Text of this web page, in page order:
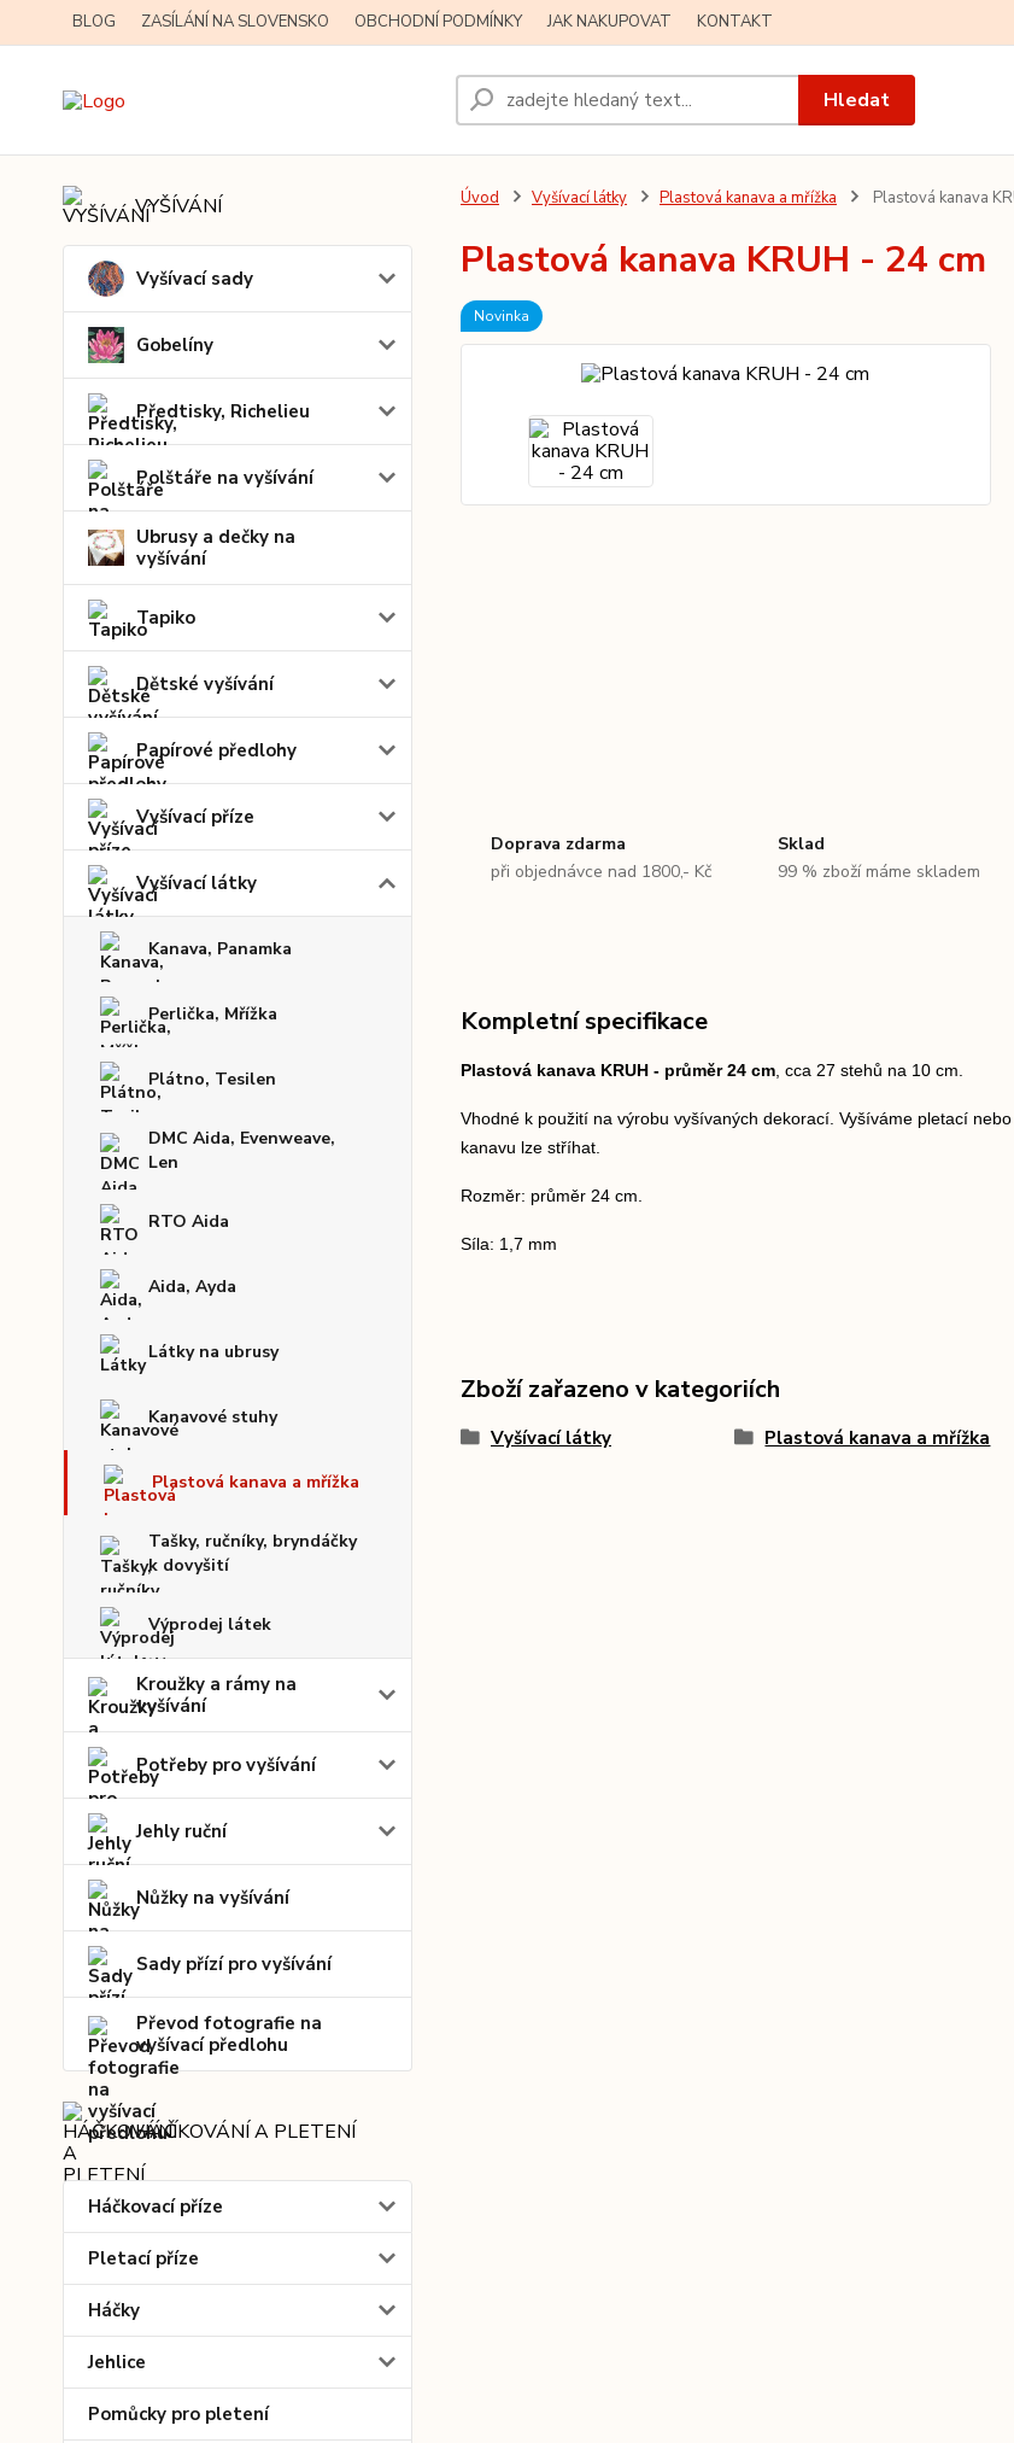
BLOG ZASÍLÁNÍ NA SLOVENSKO OBCHODNÍ PODMÍNKY JAK NAKUPOVAT KONTAKT
Hledat
VYŠÍVÁNÍ
Vyšívací sady
Gobelíny
Předtisky, Richelieu
Polštáře na vyšívání
Ubrusy a dečky na
vyšívání
Tapiko
Dětské vyšívání
Papírové předlohy
Vyšívací příze
Vyšívací látky
Kanava, Panamka
Perlička, Mřížka
Plátno, Tesilen
DMC Aida, Evenweave,
Len
RTO Aida
Aida, Ayda
Látky na ubrusy
Kanavové stuhy
Plastová kanava a mřížka
Tašky, ručníky, bryndáčky
k dovyšití
Výprodej látek
Kroužky a rámy na
vyšívání
Potřeby pro vyšívání
Jehly ruční
Nůžky na vyšívání
Sady přízí pro vyšívání
Převod fotografie na
vyšívací předlohu
HÁČKOVÁNÍ A PLETENÍ
Háčkovací příze
Pletací příze
Háčky
Jehlice
Pomůcky pro pletení
Úvod Vyšívací látky Plastová kanava a mřížka Plastová kanava
Plastová kanava KRUH - 24 cm
Novinka
Doprava zdarma
při objednávce nad 1800,- Kč
Sklad
99 % zboží máme skladem
Kompletní specifikace
Plastová kanava KRUH - průměr 24 cm, cca 27 stehů na 10 cm.
Vhodné k použití na výrobu vyšívaných dekorací. Vyšíváme pletací
kanavu lze stříhat.
Rozměr: průměr 24 cm.
Síla: 1,7 mm
Zboží zařazeno v kategoriích
Vyšívací látky Plastová kanava a mřížka